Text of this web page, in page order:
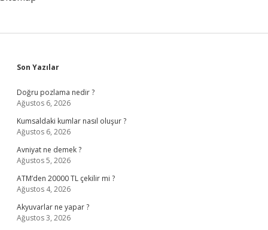
Sidebar
Son Yazılar
Doğru pozlama nedir ?
Ağustos 6, 2026
Kumsaldaki kumlar nasıl oluşur ?
Ağustos 6, 2026
Avniyat ne demek ?
Ağustos 5, 2026
ATM’den 20000 TL çekilir mi ?
Ağustos 4, 2026
Akyuvarlar ne yapar ?
Ağustos 3, 2026